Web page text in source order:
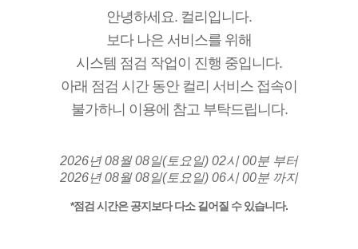
안녕하세요. 컬리입니다.
보다 나은 서비스를 위해
시스템 점검 작업이 진행 중입니다.
아래 점검 시간 동안 컬리 서비스 접속이
불가하니 이용에 참고 부탁드립니다.
2026년 08월 08일(토요일) 02시 00분 부터
2026년 08월 08일(토요일) 06시 00분 까지
*점검 시간은 공지보다 다소 길어질 수 있습니다.